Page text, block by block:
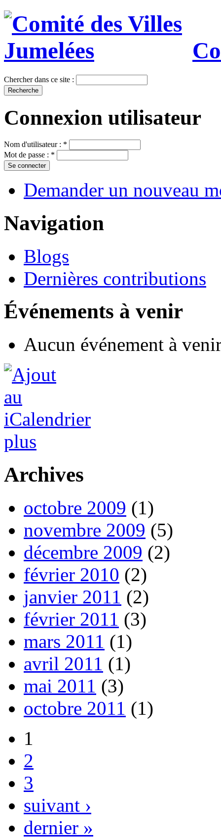
Chercher dans ce site :
Connexion utilisateur
Nom d'utilisateur : *
Mot de passe : *
Demander un nouveau
Navigation
Blogs
Dernières contributions
Événements à venir
Aucun événement à
plus
Archives
octobre 2009 (1)
novembre 2009 (5)
décembre 2009 (2)
février 2010 (2)
janvier 2011 (2)
février 2011 (3)
mars 2011 (1)
avril 2011 (1)
mai 2011 (3)
octobre 2011 (1)
1
2
3
suivant ›
dernier »